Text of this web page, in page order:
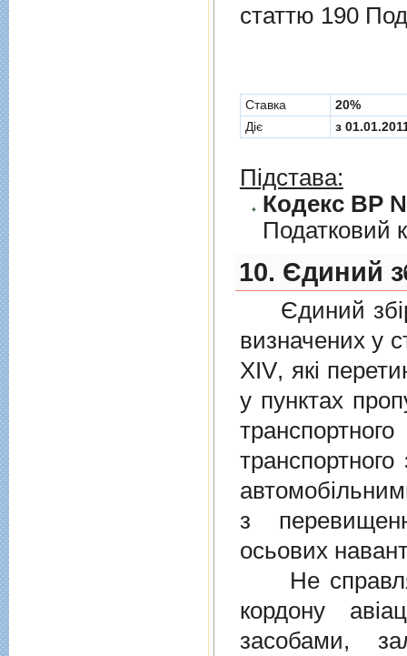
статтю 190
Cтавка
20%
Діє
з
Підстава:
Кодекс ВР №
Податковий
10. Єдиний
Єдиний збiр
визначених у
XIV, якi
у пунктах
з
осьових
Не
кордону
засобами,